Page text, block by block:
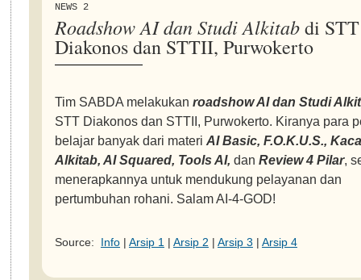
NEWS 2
Roadshow AI dan Studi Alkitabdi STT
Diakonos dan STTII, Purwokerto
Tim SABDA melakukan roadshow AI dan Studi
STT Diakonos dan STTII, Purwokerto. Kiranya para
belajar banyak dari materi AI Basic, F.O.K.U.S.,
Alkitab, AI Squared, Tools AI, dan Review 4 Pilar,
menerapkannya untuk mendukung pelayanan dan
pertumbuhan rohani. Salam AI-4-GOD!
Source: Info| Arsip 1 | Arsip 2 | Arsip 3 | Arsip 4